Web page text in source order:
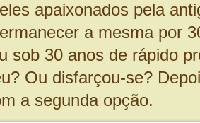
apaixonados pela
a mesma por
sob 30 anos de rápido
Ou disfarçou-se?
a segunda opção.